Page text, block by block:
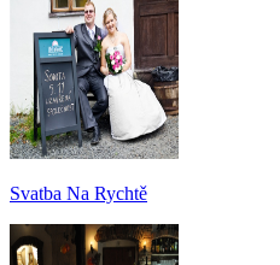
Svatba Na Rychtě